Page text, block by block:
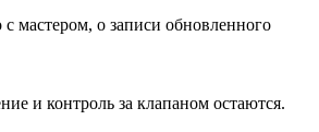
мастером, о записи обновленного
и контроль за клапаном остаются.